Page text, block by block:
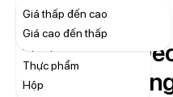
Decanter
Ly rượu vang
Thực phẩm
Hộp
Giá thấp đến cao
Giá cao đến thấp
Tổng Hợp